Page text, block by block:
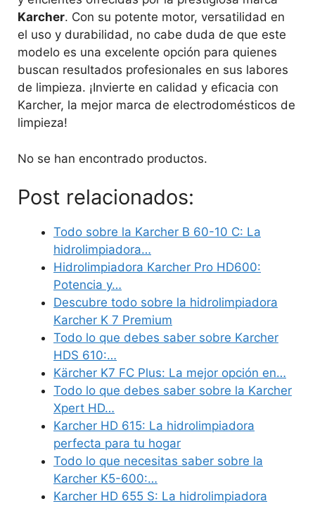
Karcher. Con su potente motor, versatilidad en
el uso y durabilidad, no cabe duda de que este
modelo es una excelente opción para quienes
buscan resultados profesionales en sus labores
de limpieza. ¡Invierte en calidad y eficacia con
Karcher, la mejor marca de electrodomésticos de
limpieza!
No se han encontrado productos.
Post relacionados:
Todo sobre la Karcher B 60-10 C: La
hidrolimpiadora…
Hidrolimpiadora Karcher Pro HD600:
Potencia y…
Descubre todo sobre la hidrolimpiadora
Karcher K 7 Premium
Todo lo que debes saber sobre Karcher
HDS 610:…
Kärcher K7 FC Plus: La mejor opción en…
Todo lo que debes saber sobre la Karcher
Xpert HD…
Karcher HD 615: La hidrolimpiadora
perfecta para tu hogar
Todo lo que necesitas saber sobre la
Karcher K5-600:…
Karcher HD 655 S: La hidrolimpiadora